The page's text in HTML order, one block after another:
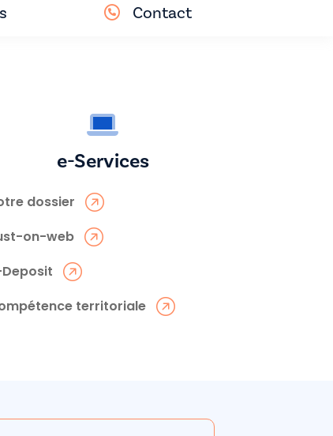
Contact
e-Services
dossier
on-web
territoriale